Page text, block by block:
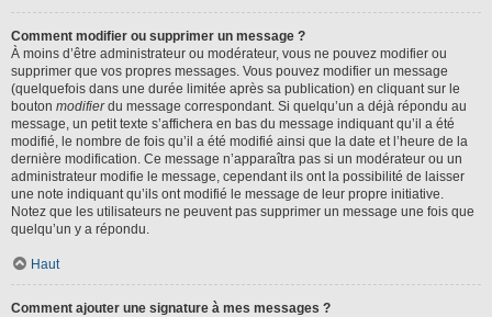
Comment modifier ou supprimer un message ?
À moins d’être administrateur ou modérateur, vous ne pouvez modifier ou
supprimer que vos propres messages. Vous pouvez modifier un message
(quelquefois dans une durée limitée après sa publication) en cliquant sur le
bouton modifierdu message correspondant. Si quelqu’un a déjà répondu au
message, un petit texte s’affichera en bas du message indiquant qu’il a été
modifié, le nombre de fois qu’il a été modifié ainsi que la date et l’heure de la
dernière modification. Ce message n’apparaîtra pas si un modérateur ou un
administrateur modifie le message, cependant ils ont la possibilité de laisser
une note indiquant qu’ils ont modifié le message de leur propre initiative.
Notez que les utilisateurs ne peuvent pas supprimer un message une fois que
quelqu’un y a répondu.
Haut
Comment ajouter une signature à mes messages ?